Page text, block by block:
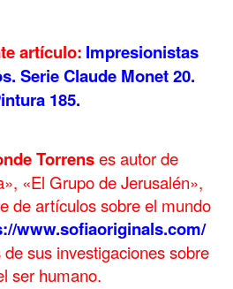
artículo: Impresionistas
Serie Claude Monet 20.
185.
Torrenses autor de
«El Grupo de Jerusalén»,
de artículos sobre el mundo
www.sofiaoriginals.com/
de sus investigaciones sobre
ser humano.